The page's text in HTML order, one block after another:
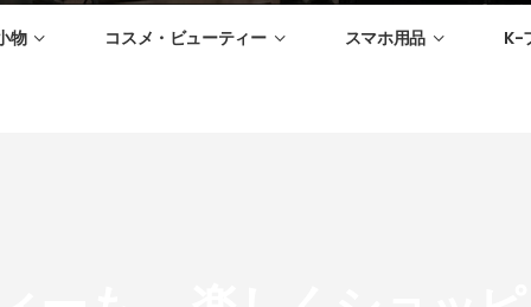
物 コスメ・ビューティー スマホ用品 K-